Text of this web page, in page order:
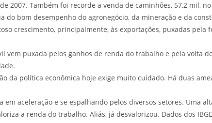
2007. Também foi recorde a venda de caminhões, 57,2 mil,
do bom desempenho do agronegócio, da mineração e da
crescimento, principalmente, às exportações, puxadas
vem puxada pelos ganhos de renda do trabalho e pela volta
da política econômica hoje exige muito cuidado. Há duas
em aceleração e se espalhando pelos diversos setores. Uma
a renda do trabalho. Aliás, já desvalorizou. Dados dos